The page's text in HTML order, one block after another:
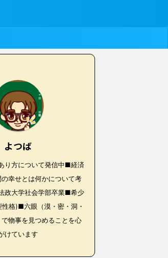
よつば
り方について発信中■経済
幸せとは何かについて考
政大学社会学部卒業■希少
格)■六眼（漠・密・洞・
物事を見つめることを心
けています